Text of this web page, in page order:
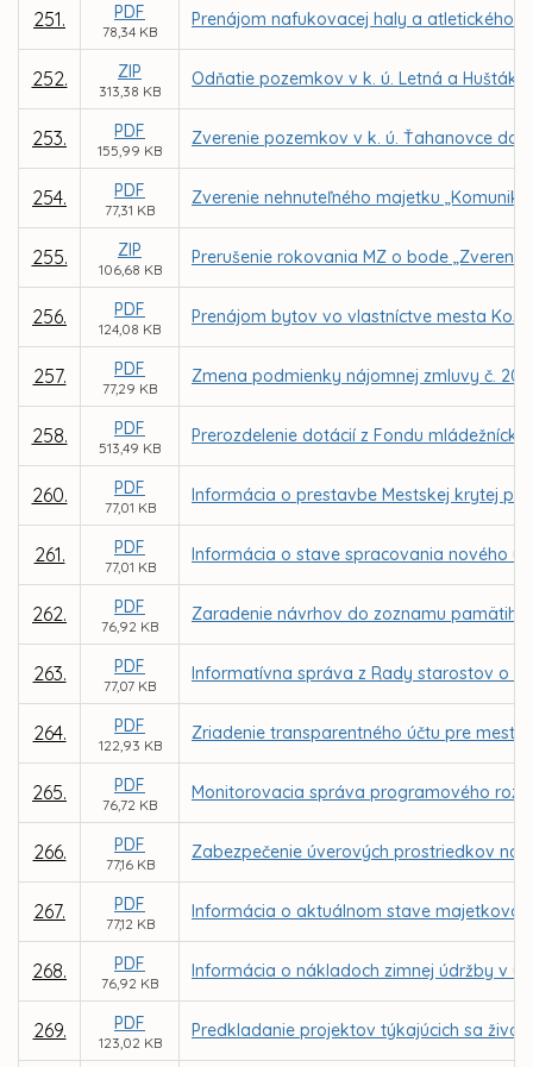
251. PDF
78,34 KB
Prenájom nafukovacej haly a atletického
252. ZIP
313,38 KB
Odňatie pozemkov v k. ú. Letná a
253. PDF
155,99 KB
Zverenie pozemkov v k. ú. Ťahanovce do
254. PDF
77,31 KB
Zverenie nehnuteľného majetku
255. ZIP
106,68 KB
Prerušenie rokovania MZ o bode
256. PDF
124,08 KB
Prenájom bytov vo vlastníctve mesta
257. PDF
77,29 KB
Zmena podmienky nájomnej zmluvy č.
258. PDF
513,49 KB
Prerozdelenie dotácií z Fondu
260. PDF
77,01 KB
Informácia o prestavbe Mestskej krytej
261. PDF
77,01 KB
Informácia o stave spracovania nového
262. PDF
76,92 KB
Zaradenie návrhov do zoznamu
263. PDF
77,07 KB
Informatívna správa z Rady starostov o
264. PDF
122,93 KB
Zriadenie transparentného účtu pre
265. PDF
76,72 KB
Monitorovacia správa programového
266. PDF
77,16 KB
Zabezpečenie úverových prostriedkov na
267. PDF
77,12 KB
Informácia o aktuálnom stave
268. PDF
76,92 KB
Informácia o nákladoch zimnej údržby v
269. PDF
123,02 KB
Predkladanie projektov týkajúcich sa